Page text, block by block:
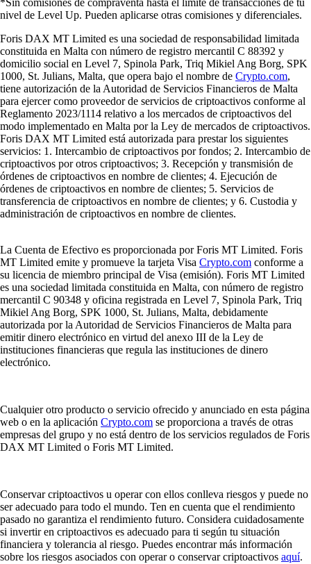
*Sin comisiones de compraventa hasta el límite de transacciones de tu
nivel de Level Up. Pueden aplicarse otras comisiones y diferenciales.
Foris DAX MT Limited es una sociedad de responsabilidad limitada
constituida en Malta con número de registro mercantil C 88392 y
domicilio social en Level 7, Spinola Park, Triq Mikiel Ang Borg, SPK
1000, St. Julians, Malta, que opera bajo el nombre de Crypto.com,
tiene autorización de la Autoridad de Servicios Financieros de Malta
para ejercer como proveedor de servicios de criptoactivos conforme al
Reglamento 2023/1114 relativo a los mercados de criptoactivos del
modo implementado en Malta por la Ley de mercados de criptoactivos.
Foris DAX MT Limited está autorizada para prestar los siguientes
servicios: 1. Intercambio de criptoactivos por fondos; 2. Intercambio de
criptoactivos por otros criptoactivos; 3. Recepción y transmisión de
órdenes de criptoactivos en nombre de clientes; 4. Ejecución de
órdenes de criptoactivos en nombre de clientes; 5. Servicios de
transferencia de criptoactivos en nombre de clientes; y 6. Custodia y
administración de criptoactivos en nombre de clientes.
La Cuenta de Efectivo es proporcionada por Foris MT Limited. Foris
MT Limited emite y promueve la tarjeta Visa Crypto.com conforme a
su licencia de miembro principal de Visa (emisión). Foris MT Limited
es una sociedad limitada constituida en Malta, con número de registro
mercantil C 90348 y oficina registrada en Level 7, Spinola Park, Triq
Mikiel Ang Borg, SPK 1000, St. Julians, Malta, debidamente
autorizada por la Autoridad de Servicios Financieros de Malta para
emitir dinero electrónico en virtud del anexo III de la Ley de
instituciones financieras que regula las instituciones de dinero
electrónico.
Cualquier otro producto o servicio ofrecido y anunciado en esta página
web o en la aplicación Crypto.com se proporciona a través de otras
empresas del grupo y no está dentro de los servicios regulados de Foris
DAX MT Limited o Foris MT Limited.
Conservar criptoactivos u operar con ellos conlleva riesgos y puede no
ser adecuado para todo el mundo. Ten en cuenta que el rendimiento
pasado no garantiza el rendimiento futuro. Considera cuidadosamente
si invertir en criptoactivos es adecuado para ti según tu situación
financiera y tolerancia al riesgo. Puedes encontrar más información
sobre los riesgos asociados con operar o conservar criptoactivos aquí.